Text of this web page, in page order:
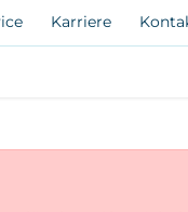
Karriere